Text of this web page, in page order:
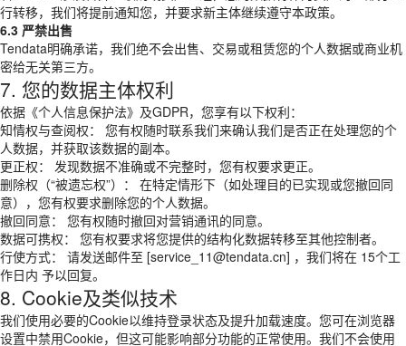
行转移，我们将提前通知您，并要求新主体继续遵守本政策。
6.3 严禁出售
Tendata明确承诺，我们绝不会出售、交易或租赁您的个人数据或商业机
密给无关第三方。
7. 您的数据主体权利
依据《个人信息保护法》及GDPR，您享有以下权利：
知情权与查阅权： 您有权随时联系我们来确认我们是否正在处理您的个
人数据，并获取该数据的副本。
更正权： 发现数据不准确或不完整时，您有权要求更正。
删除权（“被遗忘权”）： 在特定情形下（如处理目的已实现或您撤回同
意），您有权要求删除您的个人数据。
撤回同意： 您有权随时撤回对营销通讯的同意。
数据可携权： 您有权要求将您提供的结构化数据转移至其他控制者。
行使方式： 请发送邮件至 [service_11@tendata.cn] ，我们将在 15个工
作日内 予以回复。
8. Cookie及类似技术
我们使用必要的Cookie以维持登录状态及提升加载速度。您可在浏览器
设置中禁用Cookie，但这可能影响部分功能的正常使用。我们不会使用